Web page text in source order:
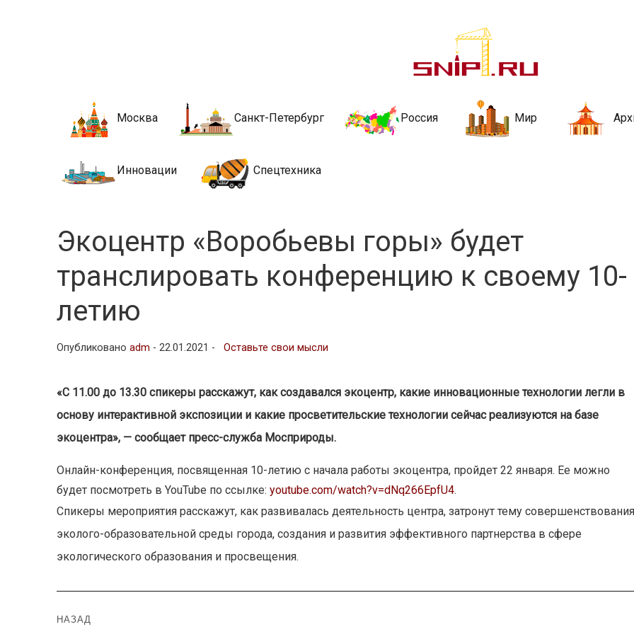
Новости строительства и
стройкой рубрики
Москва Санкт-Петербург Россия Мир
Инновации Спецтехника
Экоцентр «Воробьевы горы» будет
транслировать конференцию к своему 10-
летию
Опубликованоadm -22.01.2021 - Оставьте свои мысли
«С 11.00 до 13.30 спикеры расскажут, как создавался экоцентр, какие инновационные технологии легли в
основу интерактивной экспозиции и какие просветительские технологии сейчас реализуются на базе
экоцентра», — сообщает пресс-служба Мосприроды.
Онлайн-конференция, посвященная 10-летию с начала работы экоцентра, пройдет 22 января. Ее можно
будет посмотреть в YouTube по ссылке:youtube.com/watch?v=dNq266EpfU4.
Спикеры мероприятия расскажут, как развивалась деятельность центра, затронут тему
эколого-образовательной среды города, создания и развития эффективного партнерства в сфере
экологического образования и просвещения.
Навигация
НАЗАД